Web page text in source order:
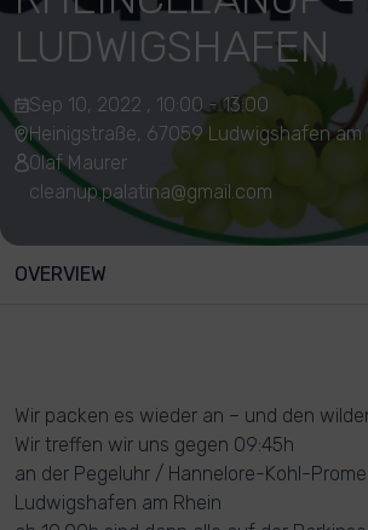
LUDWIGSHAFEN
Sep 10, 2022 , 10:00 - 13:00
Heinigstraße, 67059 Ludwigshafen am
Olaf Maurer
cleanup.palatina@gmail.com
OVERVIEW
Wir packen es wieder an – und den
Wir treffen wir uns gegen 09:45h
an der Pegeluhr / Hannelore-Kohl-
Ludwigshafen am Rhein